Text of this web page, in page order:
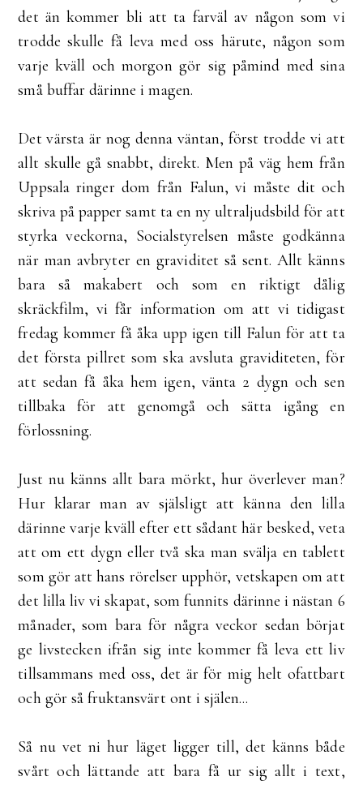
det än kommer bli att ta farväl av någon som vi
trodde skulle få leva med oss härute, någon som
varje kväll och morgon gör sig påmind med sina
små buffar därinne i magen.
Det värsta är nog denna väntan, först trodde vi att
allt skulle gå snabbt, direkt. Men på väg hem från
Uppsala ringer dom från Falun, vi måste dit och
skriva på papper samt ta en ny ultraljudsbild för att
styrka veckorna, Socialstyrelsen måste godkänna
när man avbryter en graviditet så sent. Allt känns
bara så makabert och som en riktigt dålig
skräckfilm, vi får information om att vi tidigast
fredag kommer få åka upp igen till Falun för att ta
det första pillret som ska avsluta graviditeten, för
att sedan få åka hem igen, vänta 2 dygn och sen
tillbaka för att genomgå och sätta igång en
förlossning.
Just nu känns allt bara mörkt, hur överlever man?
Hur klarar man av själsligt att känna den lilla
därinne varje kväll efter ett sådant här besked, veta
att om ett dygn eller två ska man svälja en tablett
som gör att hans rörelser upphör, vetskapen om att
det lilla liv vi skapat, som funnits därinne i nästan 6
månader, som bara för några veckor sedan börjat
ge livstecken ifrån sig inte kommer få leva ett liv
tillsammans med oss, det är för mig helt ofattbart
och gör så fruktansvärt ont i själen...
Så nu vet ni hur läget ligger till, det känns både
svårt och lättande att bara få ur sig allt i text,